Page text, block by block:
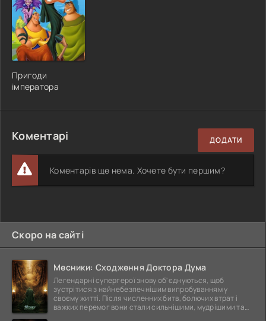
Пригоди
імператора
Коментарі ДОДАТИ
Коментарів ще нема. Хочете бути першим?
Скоро на сайті
Месники: Сходження Доктора Дума
Легендарні супергерої знову об'єднуються, щоб
зустрітися з найнебезпечнішим випробуванням у
своєму житті. Після численних битв, болючих втрат і
важких перемог вони стали сильнішими, мудрішими та